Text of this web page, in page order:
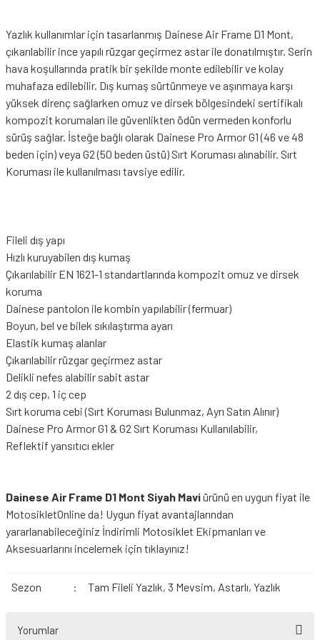
Yazlık kullanımlar için tasarlanmış Dainese Air Frame D1 Mont,
çıkarılabilir ince yapılı rüzgar geçirmez astar ile donatılmıştır. Serin
hava koşullarında pratik bir şekilde monte edilebilir ve kolay
muhafaza edilebilir. Dış kumaş sürtünmeye ve aşınmaya karşı
yüksek direnç sağlarken omuz ve dirsek bölgesindeki sertifikalı
kompozit korumaları ile güvenlikten ödün vermeden konforlu
sürüş sağlar. İsteğe bağlı olarak Dainese Pro ArmorG1(46 ve 48
beden için) veya G2(50 beden üstü) Sırt Koruması alınabilir. Sırt
Koruması ile kullanılması tavsiye edilir.
Fileli dış yapı
Hızlı kuruyabilen dış kumaş
Çıkarılabilir EN 1621-1 standartlarında kompozit omuz ve dirsek
koruma
Dainese pantolon ile kombin yapılabilir (fermuar)
Boyun, bel ve bilek sıkılaştırma ayarı
Elastik kumaş alanlar
Çıkarılabilir rüzgar geçirmez astar
Delikli nefes alabilir sabit astar
2 dış cep, 1 iç cep
Sırt koruma cebi (Sırt Koruması Bulunmaz, Ayrı Satın Alınır)
Dainese Pro Armor G1 & G2 Sırt Koruması Kullanılabilir,
Reflektif yansıtıcı ekler
Dainese Air Frame D1 Mont Siyah Maviürünü en uygun fiyat ile
MotosikletOnline da! Uygun fiyat avantajlarından
yararlanabileceğiniz İndirimli Motosiklet Ekipmanları ve
Aksesuarlarını incelemek için tıklayınız!
Sezon : Tam Fileli Yazlık, 3 Mevsim, Astarlı, Yazlık
Yorumlar